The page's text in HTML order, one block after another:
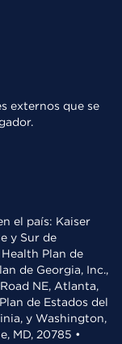
externos que se
el país: Kaiser
y Sur de
Plan de
de Georgia, Inc.,
NE, Atlanta,
de Estados del
y Washington,
MD, 20785 •